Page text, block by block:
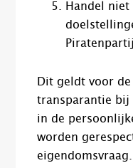
Handel
Piratenpartij
Dit geldt voor
transparantie bij
in de
worden